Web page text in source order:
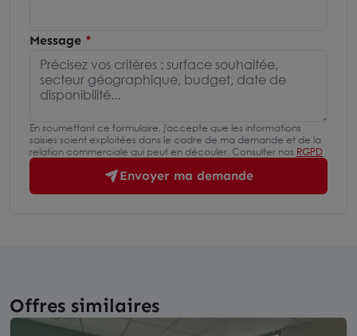
Message
En soumettant ce formulaire, j'accepte que les informations
saisies soient exploitées dans le cadre de ma demande et de la
relation commerciale qui peut en découler. Consulter nos RGPD
Envoyer ma demande
Offres similaires